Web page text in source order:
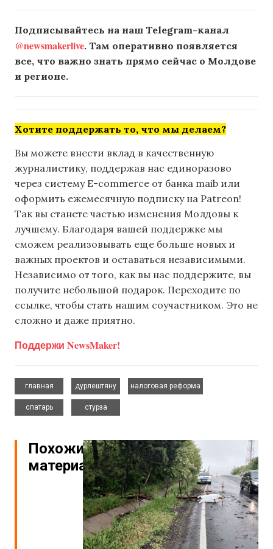
Подписывайтесь на наш Telegram-канал
@newsmakerlive. Там оперативно появляется
все, что важно знать прямо сейчас о Молдове
и регионе.
Хотите поддержать то, что мы делаем?
Вы можете внести вклад в качественную
журналистику, поддержав нас единоразово
через систему E-commerce от банка maib или
оформить ежемесячную подписку на Patreon!
Так вы станете частью изменения Молдовы к
лучшему. Благодаря вашей поддержке мы
сможем реализовывать еще больше новых и
важных проектов и оставаться независимыми.
Независимо от того, как вы нас поддержите, вы
получите небольшой подарок. Переходите по
ссылке, чтобы стать нашим соучастником. Это не
сложно и даже приятно.
Поддержи NewsMaker!
главная
дурлештяну
налоговая реформа
спатарь
стурза
Похожие
материалы